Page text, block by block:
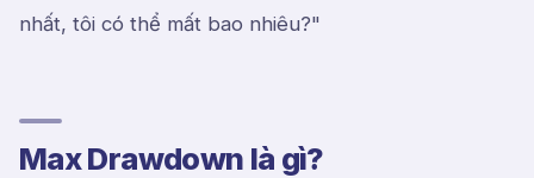
nhất, tôi có thể mất bao nhiêu?"
Max Drawdown là gì?